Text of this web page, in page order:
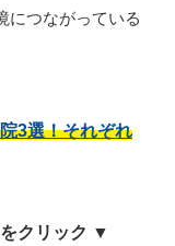
につながっている
3選！それぞれ
クリック ▼